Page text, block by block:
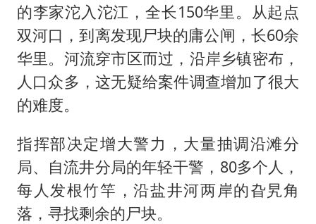
的李家沱入沱江，全长150华里。从起点
双河口，到离发现尸块的庸公闸，长60余
华里。河流穿市区而过，沿岸乡镇密布，
人口众多，这无疑给案件调查增加了很大
的难度。
指挥部决定增大警力，大量抽调沿滩分
局、自流井分局的年轻干警，80多个人，
每人发根竹竿，沿盐井河两岸的旮旯角
落，寻找剩余的尸块。